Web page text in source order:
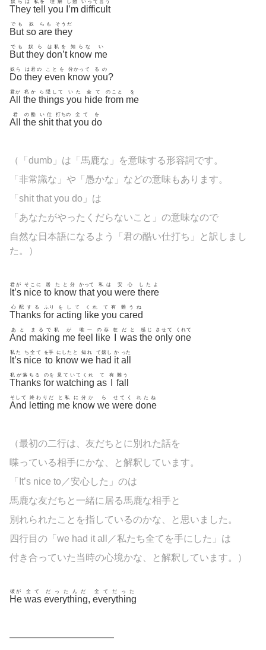
They
奴らは
tell
私を
you
理解
I’m
し難
difficult
いって言う
But
でも
so
奴
are
らも
they
そうだ
But
でも
they
奴ら
don’t
は私を
know
知らな
me
い
Do
奴ら
they
は君の
even
ことを
know
分かって
you
るの
?
All
君が
the
私か
things
ら隠して
you
いた
hide
全て
from
のこと
me
を
All
君
the
の酷
shit
い仕
that
打ちの
you
全て
do
を
（「dumb」は「馬鹿な」を意味する形容詞です。
「非常識な」や「愚かな」などの意味もあります。
「shit that you do」は
「あなたがやったくだらないこと」の意味なので
自然な日本語になるよう「君の酷い仕打ち」と訳しまし
た。）
It’s
君が
nice
そこに
to
居
know
たと分
that
かって
you
私は
were
安心
there
したよ
Thanks
心配する
for
ふり
acting
をして
like
くれ
you
て有
cared
難うね
And
あと
making
まるで私
me
が
feel
唯一
like
の存 在
was
だと
the
感じ
only
させて
one
くれて
It’s
私た
nice
ち全て
to
を手
know
にしたと
we
知れ
had
て嬉し
it
か
all
った
Thanks
私が落ちる
for
のを
watching
見ていてくれ
as
て 有
fall
難う
And
そして
letting
終わりだ
me
と私
know
に分か
we
ら
were
せてく
done
れたね
（最初の二行は、友だちとに別れた話を
喋っている相手にかな、と解釈しています。
「It’s nice to／安心した」のは
馬鹿な友だちと一緒に居る馬鹿な相手と
別れられたことを指しているのかな、と思いました。
四行目の「we had it all／私たち全てを手にした」は
付き合っていた当時の心境かな、と解釈しています。）
He
彼が
was
全て
everything
だったんだ
, everything
全てだった
———————————